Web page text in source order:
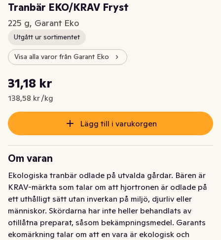
Tranbär EKO/KRAV Fryst
225 g, Garant Eko
Utgått ur sortimentet
Visa alla varor från Garant Eko
Nuvarande pris är: 31,18 kr
31,18 kr
138,58 kr /kg
Styckpris: 138,58 kr /kg
Lägg till i varukorgen
Om varan
Ekologiska tranbär odlade på utvalda gårdar. Bären är
KRAV-märkta som talar om att hjortronen är odlade på
ett uthålligt sätt utan inverkan på miljö, djurliv eller
människor. Skördarna har inte heller behandlats av
otillåtna preparat, såsom bekämpningsmedel. Garants
ekomärkning talar om att en vara är ekologisk och